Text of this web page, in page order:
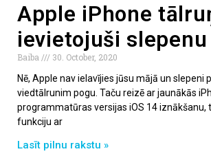
Apple iPhone
ievietojuši slepenu
Baiba
30. October, 2020
Nē, Apple nav ielavījies jūsu mājā un slepeni
viedtālrunim pogu. Taču reizē ar jaunākās
programmatūras versijas iOS 14 iznākšanu,
funkciju ar
Lasīt pilnu rakstu »